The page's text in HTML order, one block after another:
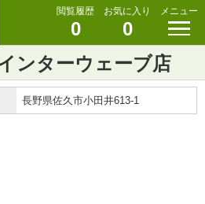
閲覧履歴
0
お気に入り
0
メニュー
ンターウェーブ店
長野県佐久市小田井613-1